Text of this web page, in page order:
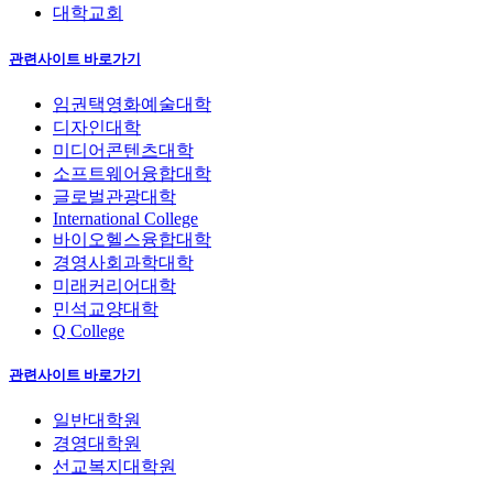
대학교회
관련사이트 바로가기
임권택영화예술대학
디자인대학
미디어콘텐츠대학
소프트웨어융합대학
글로벌관광대학
International College
바이오헬스융합대학
경영사회과학대학
미래커리어대학
민석교양대학
Q College
관련사이트 바로가기
일반대학원
경영대학원
선교복지대학원